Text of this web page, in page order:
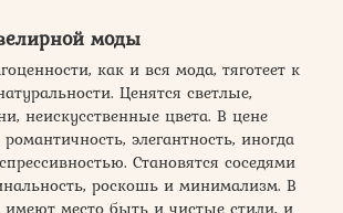
моды
как и вся мода, тяготеет к
Ценятся светлые,
неискусственные цвета. В цене
элегантность, иногда
Становятся соседями
роскошь и минимализм. В